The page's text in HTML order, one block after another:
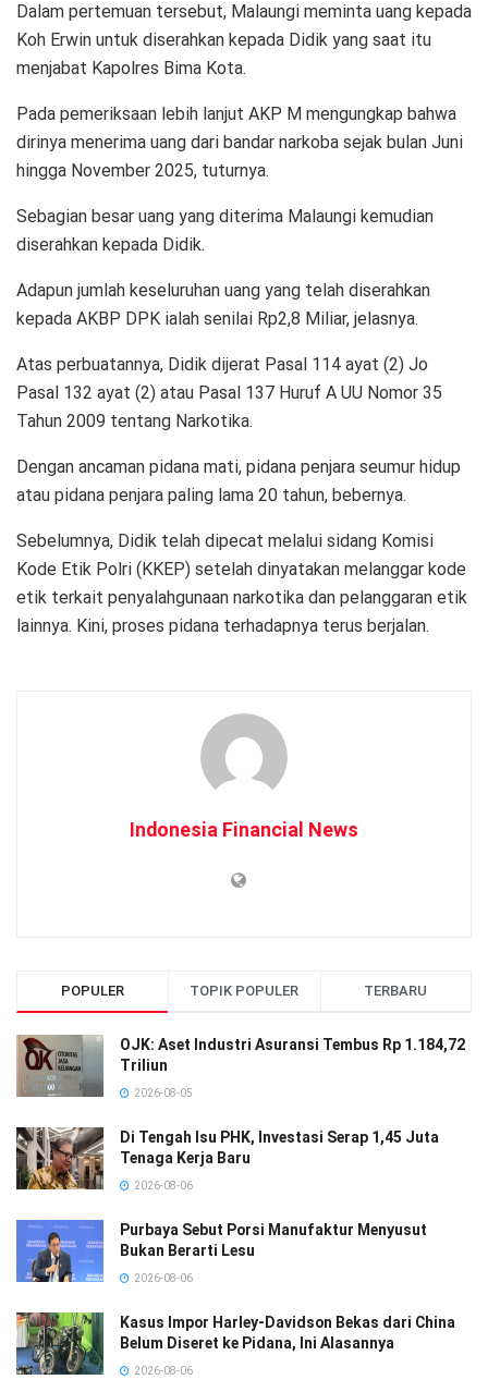
Dalam pertemuan tersebut, Malaungi meminta uang kepada
Koh Erwin untuk diserahkan kepada Didik yang saat itu
menjabat Kapolres Bima Kota.
Pada pemeriksaan lebih lanjut AKP M mengungkap bahwa
dirinya menerima uang dari bandar narkoba sejak bulan Juni
hingga November 2025, tuturnya.
Sebagian besar uang yang diterima Malaungi kemudian
diserahkan kepada Didik.
Adapun jumlah keseluruhan uang yang telah diserahkan
kepada AKBP DPK ialah senilai Rp2,8 Miliar, jelasnya.
Atas perbuatannya, Didik dijerat Pasal 114 ayat (2) Jo
Pasal 132 ayat (2) atau Pasal 137 Huruf A UU Nomor 35
Tahun 2009 tentang Narkotika.
Dengan ancaman pidana mati, pidana penjara seumur hidup
atau pidana penjara paling lama 20 tahun, bebernya.
Sebelumnya, Didik telah dipecat melalui sidang Komisi
Kode Etik Polri (KKEP) setelah dinyatakan melanggar kode
etik terkait penyalahgunaan narkotika dan pelanggaran etik
lainnya. Kini, proses pidana terhadapnya terus berjalan.
Indonesia Financial News
POPULER TOPIK POPULER TERBARU
OJK: Aset Industri Asuransi Tembus Rp 1.184,72
Triliun
2026-08-05
Di Tengah Isu PHK, Investasi Serap 1,45 Juta
Tenaga Kerja Baru
2026-08-06
Purbaya Sebut Porsi Manufaktur Menyusut
Bukan Berarti Lesu
2026-08-06
Kasus Impor Harley-Davidson Bekas dari China
Belum Diseret ke Pidana, Ini Alasannya
2026-08-06